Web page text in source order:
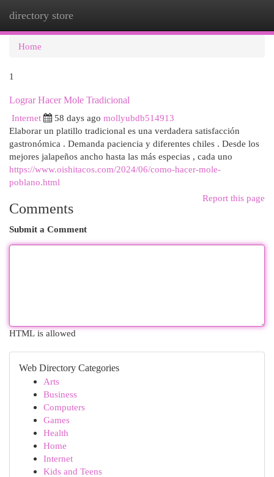
directory store
Home
1
Lograr Hacer Mole Tradicional
Internet
58 days ago mollyubdb514913
Elaborar un platillo tradicional es una verdadera satisfacción
gastronómica . Demanda paciencia y diferentes chiles . Desde los
mejores jalapeños ancho hasta las más especias , cada uno
https://www.oishitacos.com/2024/06/como-hacer-mole-
poblano.html
Report this page
Comments
Submit a Comment
HTML is allowed
Web Directory Categories
Arts
Business
Computers
Games
Health
Home
Internet
Kids and Teens